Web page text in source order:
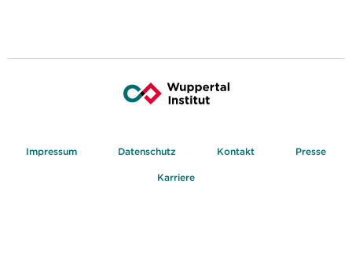
Impressum Datenschutz Kontakt Presse
Karriere